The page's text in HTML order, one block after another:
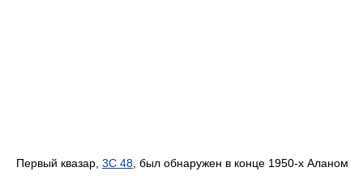
Первый квазар, 3C 48 , был обнаружен в конце 1950-х Аланом